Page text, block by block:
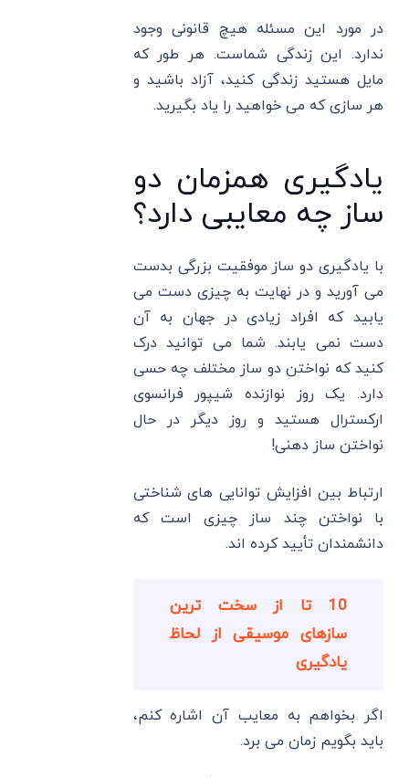
در مورد این مسئله هیچ قانونی وجود
ندارد. این زندگی شماست. هر طور که
مایل هستید زندگی کنید، آزاد باشید و
هر سازی که می خواهید را یاد بگیرید.
یادگیری همزمان دو
ساز چه معایبی دارد؟
با یادگیری دو ساز موفقیت بزرگی بدست
می آورید و در نهایت به چیزی دست می
یابید که افراد زیادی در جهان به آن
دست نمی یابند. شما می توانید درک
کنید که نواختن دو ساز مختلف چه حسی
دارد. یک روز نوازنده شیپور فرانسوی
ارکسترال هستید و روز دیگر در حال
نواختن ساز دهنی!
ارتباط بین افزایش توانایی های شناختی
با نواختن چند ساز چیزی است که
دانشمندان تأیید کرده اند.
10 تا از سخت ترین
سازهای موسیقی از لحاظ
یادگیری
اگر بخواهم به معایب آن اشاره کنم،
باید بگویم زمان می برد.